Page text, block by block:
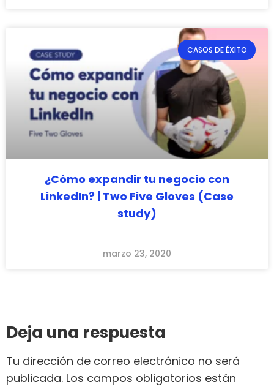
CASOS DE ÉXITO
¿Cómo expandir tu negocio con
LinkedIn? | Two Five Gloves (Case
study)
marzo 23, 2020
Deja una respuesta
Tu dirección de correo electrónico no será
publicada. Los campos obligatorios están